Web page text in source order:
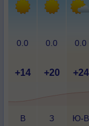
0.0 0.0 0.0
+14 +20 +24
В
З
Ю-В